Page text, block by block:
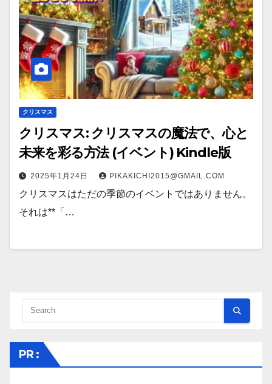
クリスマス
クリスマス: クリスマスの魔法で、心と
未来を彩る方法 (イベント) Kindle版
2025年1月24日 PIKAKICHI2015@GMAIL.COM
クリスマスはただの季節のイベントではありません。
それは**「…
PR :